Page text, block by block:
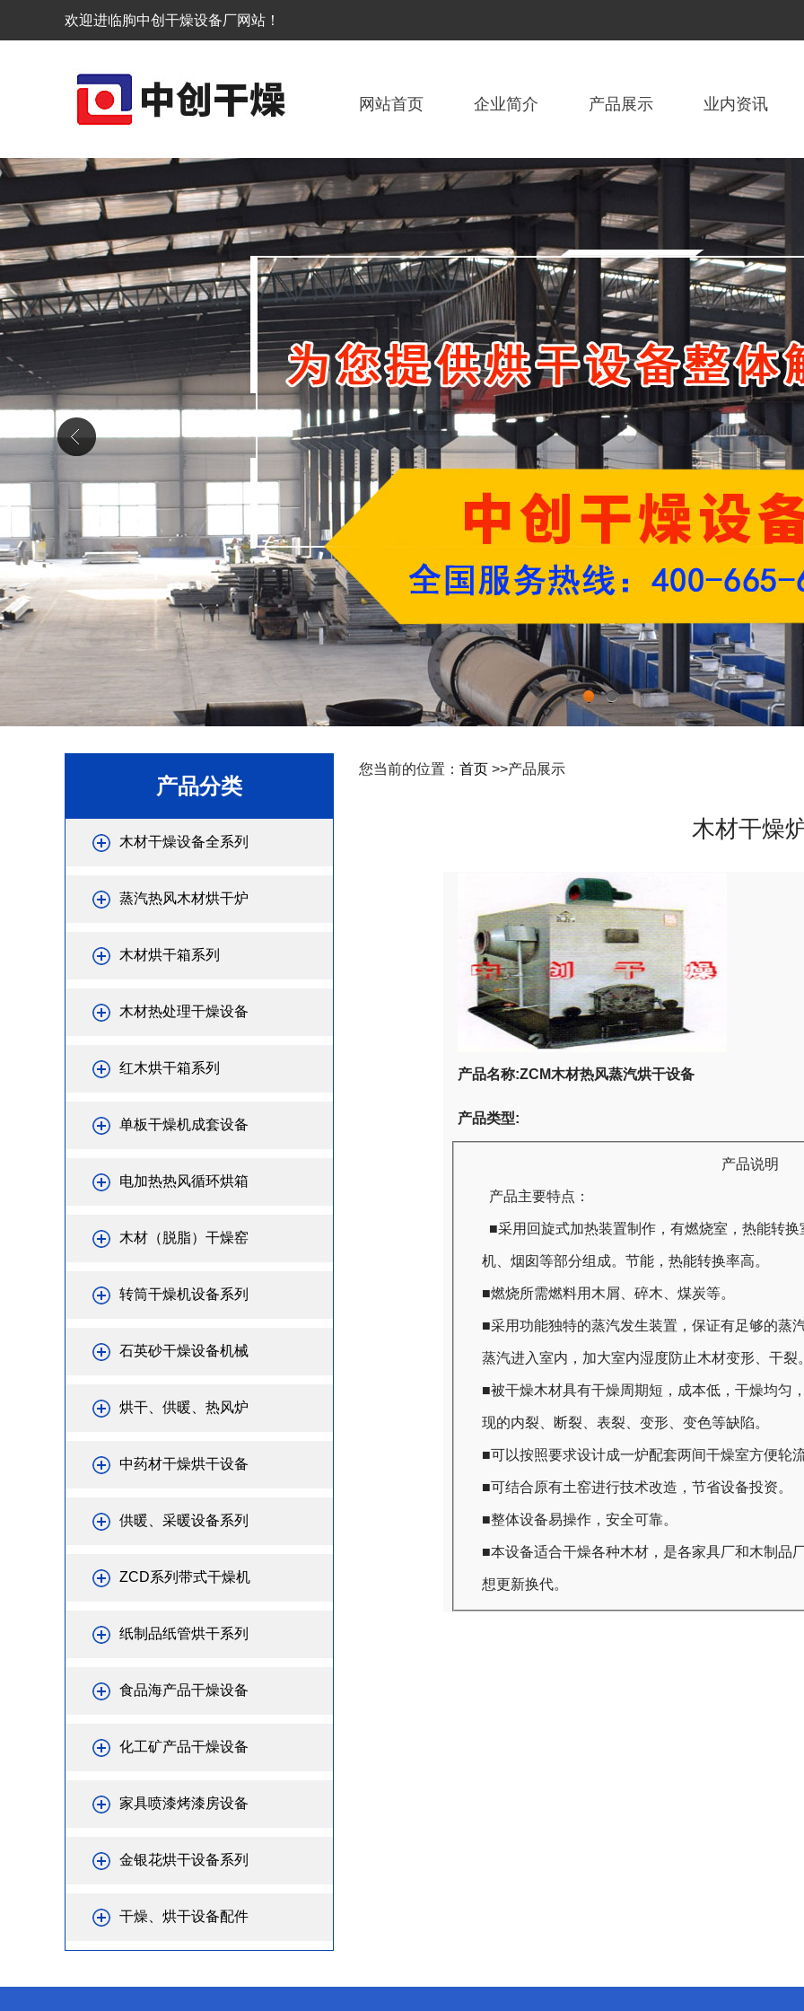
欢迎进临朐中创干燥设备厂网站！
网站首页 企业简介 产品展示 业内资讯
1 2
产品分类
木材干燥设备全系列
蒸汽热风木材烘干炉
木材烘干箱系列
木材热处理干燥设备
红木烘干箱系列
单板干燥机成套设备
电加热热风循环烘箱
木材（脱脂）干燥窑
转筒干燥机设备系列
石英砂干燥设备机械
烘干、供暖、热风炉
中药材干燥烘干设备
供暖、采暖设备系列
ZCD系列带式干燥机
纸制品纸管烘干系列
食品海产品干燥设备
化工矿产品干燥设备
家具喷漆烤漆房设备
金银花烘干设备系列
干燥、烘干设备配件
您当前的位置： 首页 >>产品展示
木材干燥
产品名称:ZCM木材热风蒸汽烘干设备
产品类型:
产品说明
产品主要特点：
■采用回旋式加热装置制作，有燃烧室，热能转
机、烟囱等部分组成。节能，热能转换率高。
■燃烧所需燃料用木屑、碎木、煤炭等。
■采用功能独特的蒸汽发生装置，保证有足够的蒸
蒸汽进入室内，加大室内湿度防止木材变形、干裂
■被干燥木材具有干燥周期短，成本低，干燥均匀
现的内裂、断裂、表裂、变形、变色等缺陷。
■可以按照要求设计成一炉配套两间干燥室方便轮
■可结合原有土窑进行技术改造，节省设备投资。
■整体设备易操作，安全可靠。
■本设备适合干燥各种木材，是各家具厂和木制品
想更新换代。